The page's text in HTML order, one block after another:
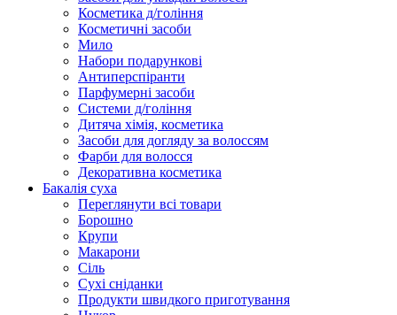
Косметика д/гоління
Косметичні засоби
Мило
Набори подарункові
Антиперспіранти
Парфумерні засоби
Системи д/гоління
Дитяча хімія, косметика
Засоби для догляду за волоссям
Фарби для волосся
Декоративна косметика
Бакалія суха
Переглянути всі товари
Борошно
Крупи
Макарони
Сіль
Сухі сніданки
Продукти швидкого приготування